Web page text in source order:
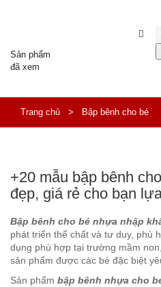
Sản phẩm
đã xem
Trang chủ > Bập bênh cho bé
+20 mẫu bập bênh
đẹp, giá rẻ cho bạn
Bập bênh cho bé nhựa nhập
phát triển thể chất và tư duy, phù
dụng phù hợp tại trường mầm
sản phẩm được các bé đặc biệt
Sản phẩm bập bênh nhựa cho